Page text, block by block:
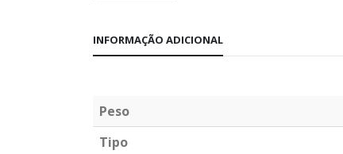
INFORMAÇÃO ADICIONAL
Peso
Tipo